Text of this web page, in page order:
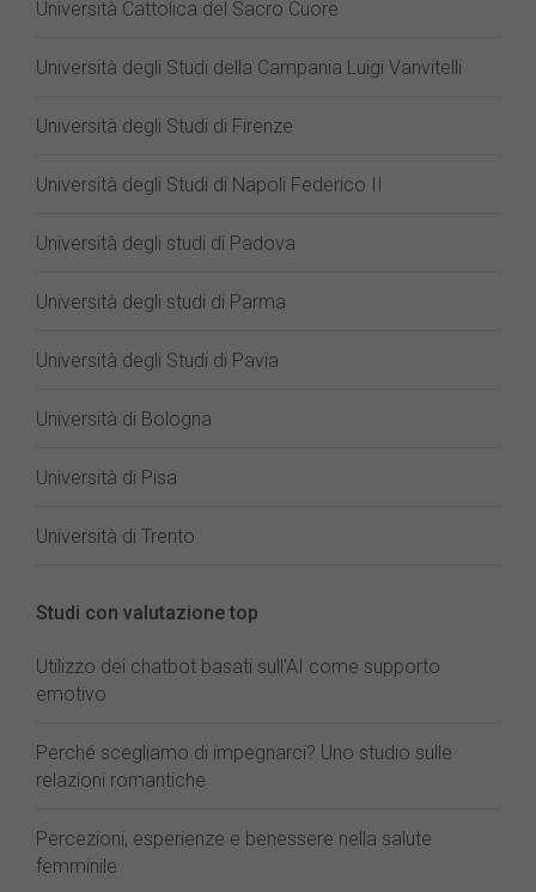
Università Cattolica del Sacro Cuore
Università degli Studi della Campania Luigi Vanvitelli
Università degli Studi di Firenze
Università degli Studi di Napoli Federico II
Università degli studi di Padova
Università degli studi di Parma
Università degli Studi di Pavia
Università di Bologna
Università di Pisa
Università di Trento
Studi con valutazione top
Utilizzo dei chatbot basati sull'AI come supporto
emotivo
Perché scegliamo di impegnarci? Uno studio sulle
relazioni romantiche
Percezioni, esperienze e benessere nella salute
femminile